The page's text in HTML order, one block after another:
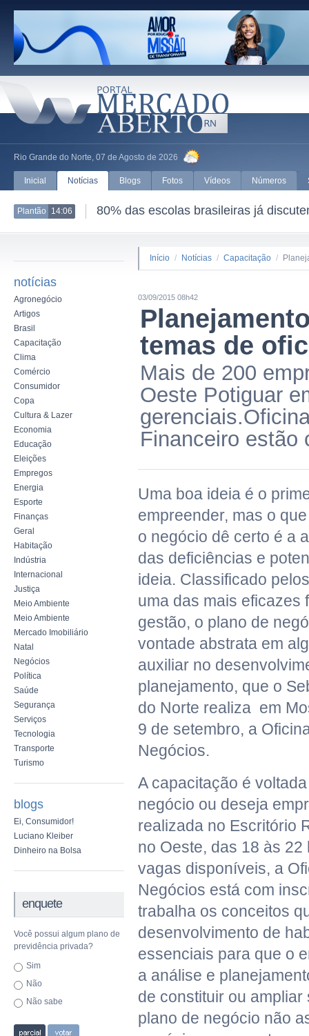
Rio Grande do Norte, 07 de Agosto de 2026
Inicial Notícias Blogs Fotos Vídeos Números
Plantão 14:06 80% das escolas brasileiras já
notícias
Agronegócio
Artigos
Brasil
Capacitação
Clima
Comércio
Consumidor
Copa
Cultura & Lazer
Economia
Educação
Eleições
Empregos
Energia
Esporte
Finanças
Geral
Habitação
Indústria
Internacional
Justiça
Meio Ambiente
Meio Ambiente
Mercado Imobiliário
Natal
Negócios
Política
Saúde
Segurança
Serviços
Tecnologia
Transporte
Turismo
blogs
Ei, Consumidor!
Luciano Kleiber
Dinheiro na Bolsa
enquete
Você possui algum plano de
previdência privada?
Sim
Não
Não sabe
Início / Notícias / Capacitação /
03/09/2015 08h42
temas de
Mais de 200
Oeste Potiguar
Financeiro estão
Uma boa ideia é o
empreender, mas o
o negócio dê certo é a
das deficiências e
ideia. Classificado
uma das mais eficazes
gestão, o plano de
vontade abstrata em
auxiliar no
planejamento, que o
do Norte realiza em
9 de setembro, a
Negócios.
A capacitação é
negócio ou deseja
realizada no Escritório
no Oeste, das 18 às 22
vagas disponíveis, a
Negócios está com
trabalha os conceitos
desenvolvimento de
essenciais para que o
a análise e
de constituir ou ampliar
plano de negócio não